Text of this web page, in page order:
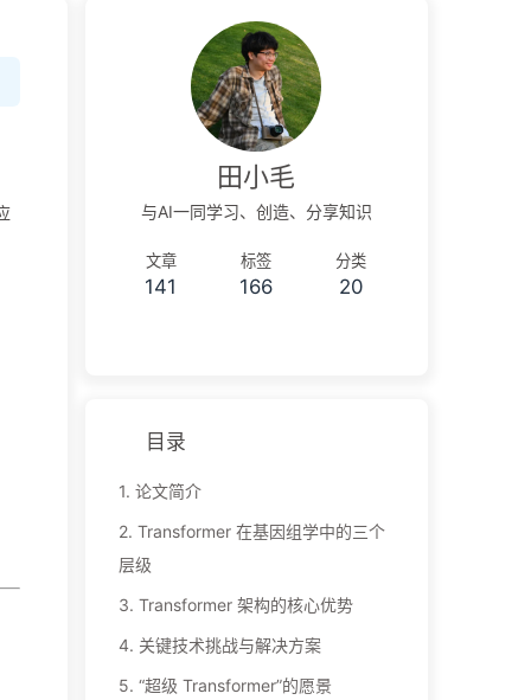
田小毛
与AI一同学习、创造、分享知识
文章
141
标签
166
分类
20
目录
1. 论文简介
2. Transformer 在基因组学中的三个
层级
3. Transformer 架构的核心优势
4. 关键技术挑战与解决方案
5. “超级 Transformer”的愿景